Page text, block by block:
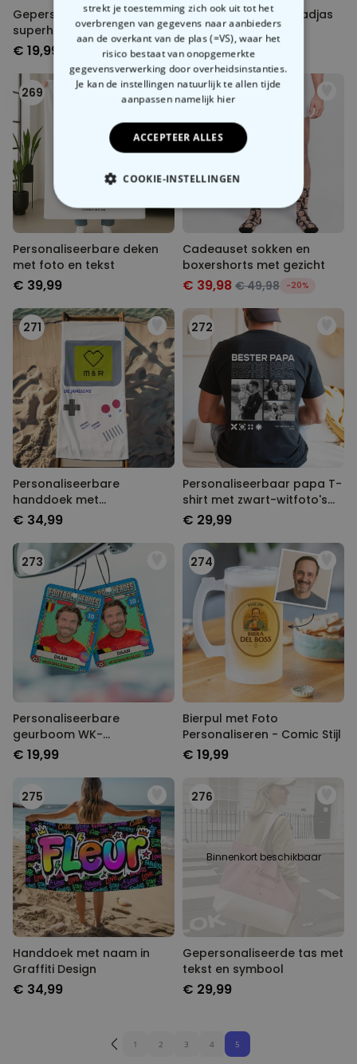
Gepersonaliseerde
superheld-bierpul
€ 19,99
Personaliseerbare badjas
met tekst en krans
€ 39,99
269
Personaliseerbare deken
met foto en tekst
€ 39,99
270
Cadeauset sokken en
boxershorts met gezicht
€ 39,98 € 49,98 -20%
271
Personaliseerbare
handdoek met
gameconsole en tekst
€ 34,99
272
Personaliseerbaar papa T-
shirt met zwart-witfoto's
en tekst
€ 29,99
273
Personaliseerbare
geurboom WK-
verzamelsticker met foto
€ 19,99
274
Bierpul met Foto
Personaliseren - Comic Stijl
€ 19,99
275
Handdoek met naam in
Graffiti Design
€ 34,99
276
Binnenkort beschikbaar
Gepersonaliseerde tas met
tekst en symbool
€ 29,99
1 2 3 4 5
strekt je toestemming zich ook uit tot het
overbrengen van gegevens naar aanbieders
aan de overkant van de plas (=VS), waar het
risico bestaat van onopgemerkte
gegevensverwerking door overheidsinstanties.
Je kan de instellingen natuurlijk te allen tijde
aanpassen namelijk hier
ACCEPTEER ALLES
COOKIE-INSTELLINGEN
NOODZAKELIJK
PERFORMANCE
OVERIGE